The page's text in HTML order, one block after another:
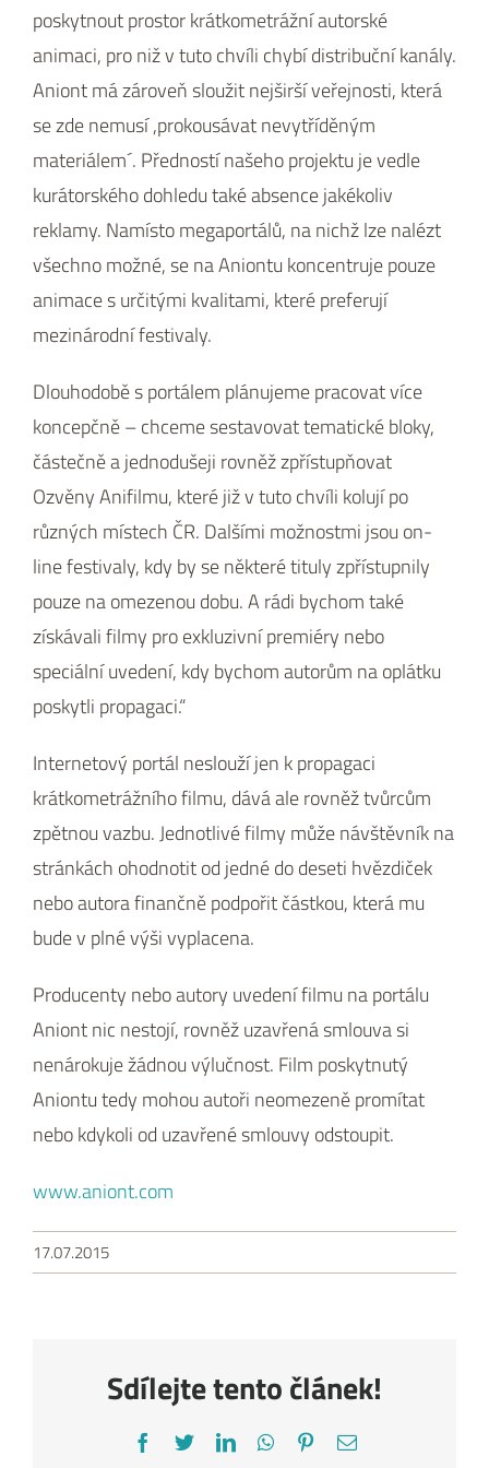
poskytnout prostor krátkometrážní autorské
animaci, pro niž v tuto chvíli chybí distribuční kanály.
Aniont má zároveň sloužit nejširší veřejnosti, která
se zde nemusí ,prokousávat nevytříděným
materiálem´. Předností našeho projektu je vedle
kurátorského dohledu také absence jakékoliv
reklamy. Namísto megaportálů, na nichž lze nalézt
všechno možné, se na Aniontu koncentruje pouze
animace s určitými kvalitami, které preferují
mezinárodní festivaly.
Dlouhodobě s portálem plánujeme pracovat více
koncepčně – chceme sestavovat tematické bloky,
částečně a jednodušeji rovněž zpřístupňovat
Ozvěny Anifilmu, které již v tuto chvíli kolují po
různých místech ČR. Dalšími možnostmi jsou on-
line festivaly, kdy by se některé tituly zpřístupnily
pouze na omezenou dobu. A rádi bychom také
získávali filmy pro exkluzivní premiéry nebo
speciální uvedení, kdy bychom autorům na oplátku
poskytli propagaci.“
Internetový portál neslouží jen k propagaci
krátkometrážního filmu, dává ale rovněž tvůrcům
zpětnou vazbu. Jednotlivé filmy může návštěvník na
stránkách ohodnotit od jedné do deseti hvězdiček
nebo autora finančně podpořit částkou, která mu
bude v plné výši vyplacena.
Producenty nebo autory uvedení filmu na portálu
Aniont nic nestojí, rovněž uzavřená smlouva si
nenárokuje žádnou výlučnost. Film poskytnutý
Aniontu tedy mohou autoři neomezeně promítat
nebo kdykoli od uzavřené smlouvy odstoupit.
www.aniont.com
17.07.2015
Sdílejte tento článek!
Facebook
TwitterLinkedInWhatsApp
Pinterest
E-